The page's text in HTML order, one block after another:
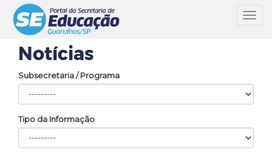
Notícias
Subsecretaria / Programa
Tipo da Informação